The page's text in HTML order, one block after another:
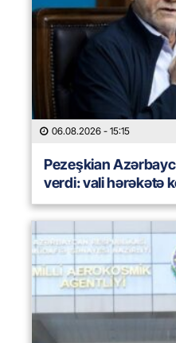
06.08.2026 - 15:15
Pezeşkian
verdi: vali hərəkətə